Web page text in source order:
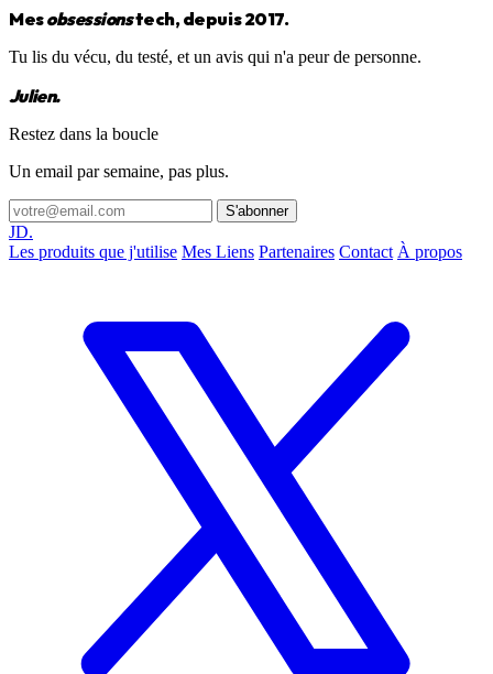
Mesobsessionstech, depuis 2017.
Tu lis du vécu, du testé, et un avis qui n'a peur de personne.
Julien.
Restez dans la boucle
Un email par semaine, pas plus.
S'abonner
JD.
Les produits que j'utilise Mes Liens Partenaires Contact À propos